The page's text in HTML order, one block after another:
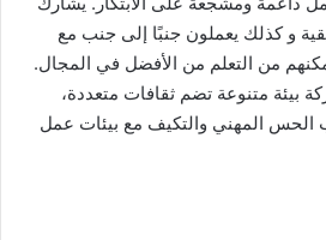
و كذلك يعملون جنبًا إلى جنب مع
من التعلم من الأفضل في المجال.
بيئة متنوعة تضم ثقافات متعددة،
الحس المهني والتكيف مع بيئات عمل